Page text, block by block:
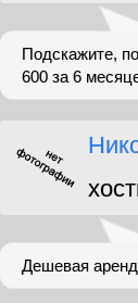
Подскажите,
600 за 6
Дешевая